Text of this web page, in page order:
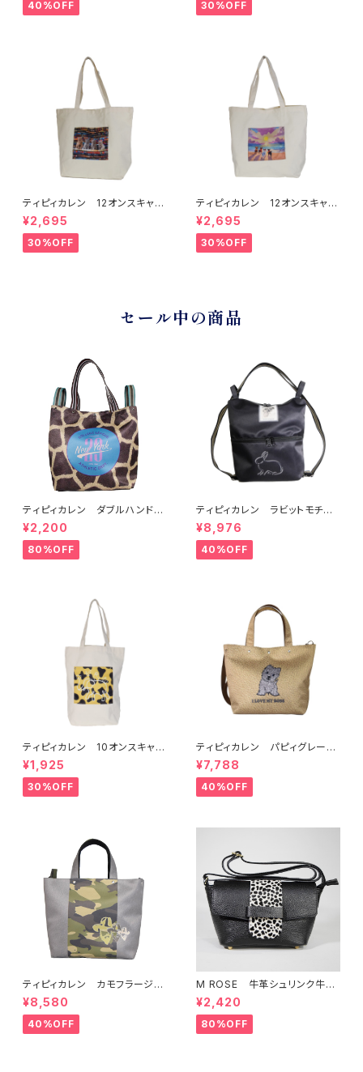
40%OFF 30%OFF
ティピィカレン 12オンスキャン
バスネイティブ柄ビッグマイバッ
グ
¥2,695
30%OFF
ティピィカレン 12オンスキャン
バスビーチドッグス柄ビッグマイ
バッグ
¥2,695
30%OFF
セール中の商品
ティピィカレン ダブルハンドル
ジラフビッグトートバッグ
¥2,200
80%OFF
ティピィカレン ラビットモチー
フ2WAYショルダーリュック
¥8,976
40%OFF
ティピィカレン 10オンスキャン
バス外ポケット縦長マイバッグ
¥1,925
30%OFF
ティピィカレン パピィグレーテ
リア2WAYハンドバッグ
¥7,788
40%OFF
ティピィカレン カモフラージュ
柄スクエア2WAYバッグ
¥8,580
40%OFF
M ROSE 牛革シュリンク牛毛
ダルメシアンプリントフラップシ
ョルダーバッグ ブラック
¥2,420
80%OFF